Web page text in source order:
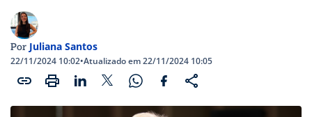
Por Juliana Santos
22/11/2024 10:02•Atualizado em 22/11/2024 10:05